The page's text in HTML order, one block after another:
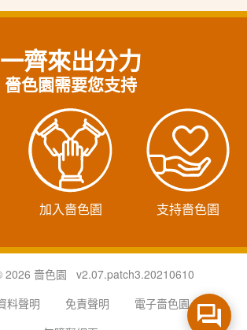
一齊來出分力
嗇色園需要您支持
加入嗇色園 支持嗇色園
2026 嗇色園 v2.07.patch3.20210610
料聲明
免責聲明
電子嗇色園